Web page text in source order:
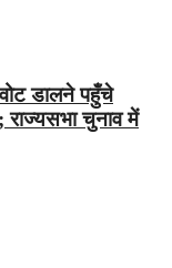
डालने पहुँचे
राज्यसभा चुनाव में